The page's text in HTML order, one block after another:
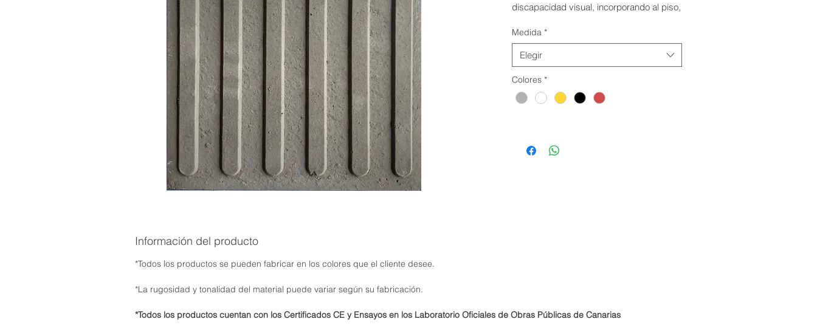
discapacidad visual, incorporando al piso,
para ser reconocidos.
Medida *
Elegir
Colores *
Información del producto
*Todos los productos se pueden fabricar en los colores que el cliente desee.
*La rugosidad y tonalidad del material puede variar según su fabricación.
*Todos los productos cuentan con los Certificados CE y Ensayos en los Laboratorio Oficiales de Obras Públicas de Canarias